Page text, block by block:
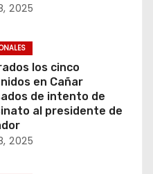
2025
los cinco
en Cañar
de intento de
al presidente de
2025